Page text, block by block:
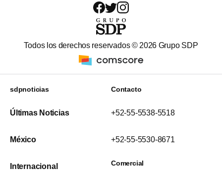
Todos los derechos reservados © 2026 Grupo SDP
sdpnoticias
Últimas Noticias
México
Internacional
Contacto
+52-55-5538-5518
+52-55-5530-8671
Comercial